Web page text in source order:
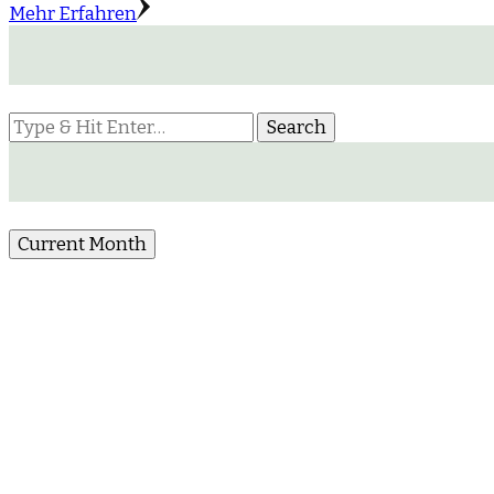
Mehr Erfahren
Looking
for
Current Month